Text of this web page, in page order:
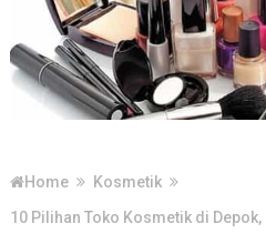
Home
Kosmetik
10 Pilihan Toko Kosmetik di Depok,